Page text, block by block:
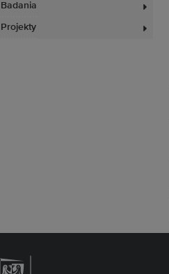
Badania
Projekty